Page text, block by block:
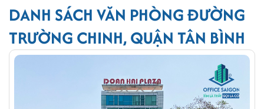
DANH SÁCH VĂN PHÒNG ĐƯỜNG
TRƯỜNG CHINH, QUẬN TÂN BÌNH